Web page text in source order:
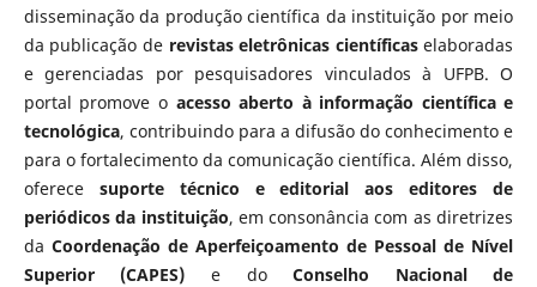
disseminação da produção científica da instituição por meio
da publicação de revistas eletrônicas científicaselaboradas
e gerenciadas por pesquisadores vinculados à UFPB. O
portal promove o acesso aberto à informação científica e
tecnológica, contribuindo para a difusão do conhecimento e
para o fortalecimento da comunicação científica. Além disso,
oferece suporte técnico e editorial aos editores de
periódicos da instituição, em consonância com as diretrizes
da Coordenação de Aperfeiçoamento de Pessoal de Nível
Superior (CAPES) e doConselho Nacional de